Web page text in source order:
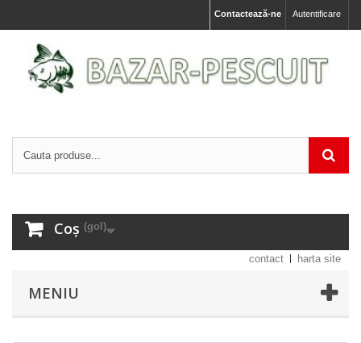
Autentificare
Contactează-ne
Coș (gol)
contact harta site
MENIU